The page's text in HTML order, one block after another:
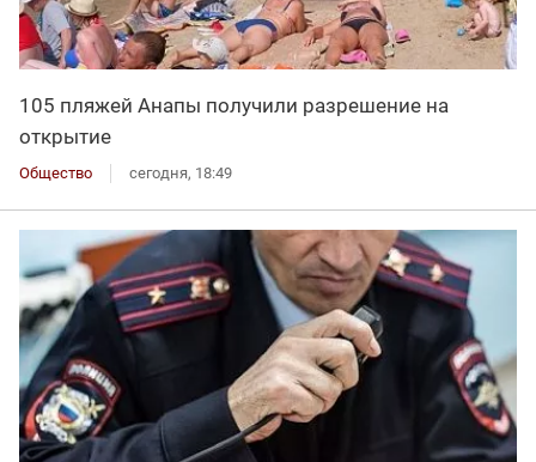
105 пляжей Анапы получили разрешение на
открытие
Общество сегодня, 18:49